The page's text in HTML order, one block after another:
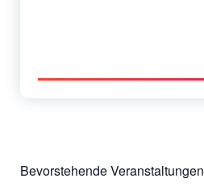
Bevorstehende Veranstaltungen